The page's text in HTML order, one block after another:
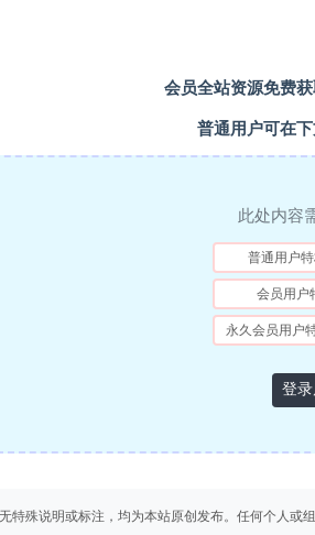
会员全站资源免费
普通用户可在下
此处内容
普通用户特
会员用户
永久会员用户
登
特殊说明或标注，均为本站原创发布。任何个人或